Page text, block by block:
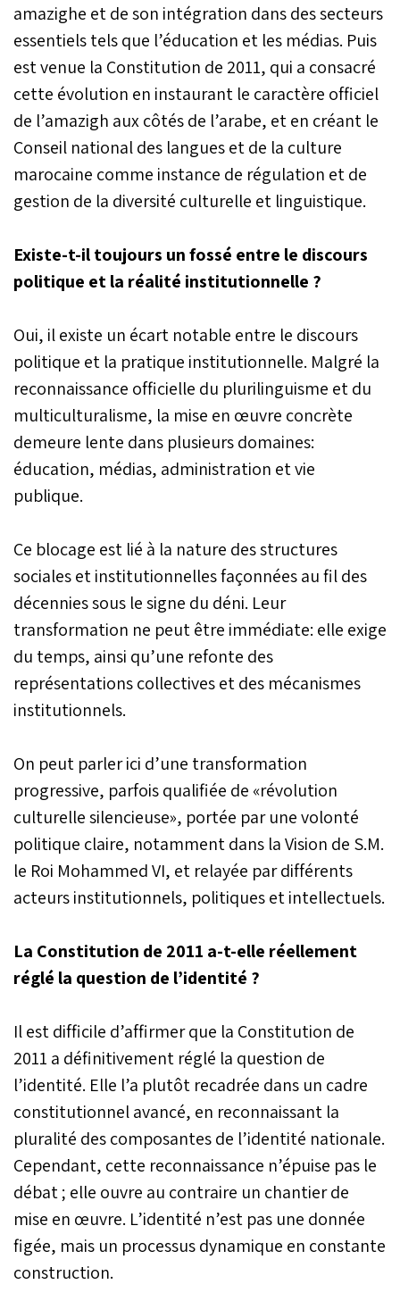
amazighe et de son intégration dans des secteurs
essentiels tels que l’éducation et les médias. Puis
est venue la Constitution de 2011, qui a consacré
cette évolution en instaurant le caractère officiel
de l’amazigh aux côtés de l’arabe, et en créant le
Conseil national des langues et de la culture
marocaine comme instance de régulation et de
gestion de la diversité culturelle et linguistique.
Existe-t-il toujours un fossé entre le discours
politique et la réalité institutionnelle ?
Oui, il existe un écart notable entre le discours
politique et la pratique institutionnelle. Malgré la
reconnaissance officielle du plurilinguisme et du
multiculturalisme, la mise en œuvre concrète
demeure lente dans plusieurs domaines:
éducation, médias, administration et vie
publique.
Ce blocage est lié à la nature des structures
sociales et institutionnelles façonnées au fil des
décennies sous le signe du déni. Leur
transformation ne peut être immédiate: elle exige
du temps, ainsi qu’une refonte des
représentations collectives et des mécanismes
institutionnels.
On peut parler ici d’une transformation
progressive, parfois qualifiée de «révolution
culturelle silencieuse», portée par une volonté
politique claire, notamment dans la Vision de S.M.
le Roi Mohammed VI, et relayée par différents
acteurs institutionnels, politiques et intellectuels.
La Constitution de 2011 a-t-elle réellement
réglé la question de l’identité ?
Il est difficile d’affirmer que la Constitution de
2011 a définitivement réglé la question de
l’identité. Elle l’a plutôt recadrée dans un cadre
constitutionnel avancé, en reconnaissant la
pluralité des composantes de l’identité nationale.
Cependant, cette reconnaissance n’épuise pas le
débat ; elle ouvre au contraire un chantier de
mise en œuvre. L’identité n’est pas une donnée
figée, mais un processus dynamique en constante
construction.